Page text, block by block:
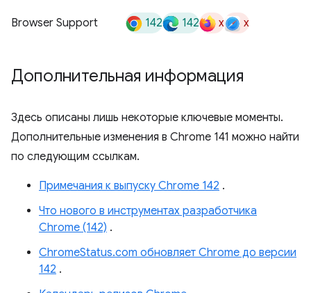
Browser Support 142 142 x x
Дополнительная информация
Здесь описаны лишь некоторые ключевые моменты.
Дополнительные изменения в Chrome 141 можно найти
по следующим ссылкам.
Примечания к выпуску Chrome 142 .
Что нового в инструментах разработчика
Chrome (142) .
ChromeStatus.com обновляет Chrome до версии
142 .